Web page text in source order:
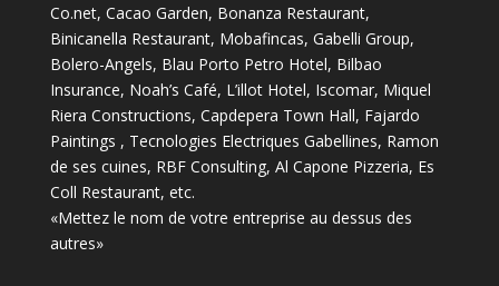
Co.net, Cacao Garden, Bonanza Restaurant,
Binicanella Restaurant, Mobafincas, Gabelli Group,
Bolero-Angels, Blau Porto Petro Hotel, Bilbao
Insurance, Noah’s Café, L’illot Hotel, Iscomar, Miquel
Riera Constructions, Capdepera Town Hall, Fajardo
Paintings , Tecnologies Electriques Gabellines, Ramon
de ses cuines, RBF Consulting, Al Capone Pizzeria, Es
Coll Restaurant, etc.
«Mettez le nom de votre entreprise au dessus des
autres»